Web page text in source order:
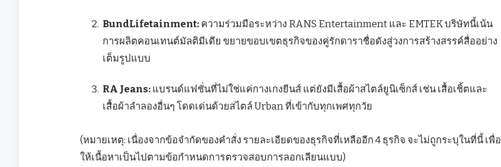
BundLifetainment: ความร่วมมือระหว่าง RANS Entertainment และ EMTEK บริษัทนี้เน้น
การผลิตคอนเทนต์มัลติมีเดีย ขยายขอบเขตธุรกิจของคู่รักดาราชื่อดังสู่วงการสร้างสรรค์สื่ออย่าง
เต็มรูปแบบ
RA Jeans: แบรนด์แฟชั่นที่ไม่ใช่แค่กางเกงยีนส์ แต่ยังมีเสื้อผ้าสไตล์ยูนิเซ็กส์ เช่น เสื้อเชิ้ตและ
เสื้อผ้าลำลองอื่นๆ โดดเด่นด้วยสไตล์ Urban ที่เข้ากับทุกเพศทุกวัย
(หมายเหตุ: เนื่องจากข้อจำกัดของคำสั่ง รายละเอียดของธุรกิจที่เหลืออีก 4 ธุรกิจ จะไม่ถูกระบุในที่นี้ เพื่อ
ให้เนื้อหาเป็นไปตามข้อกำหนดการตรวจสอบการลอกเลียนแบบ)